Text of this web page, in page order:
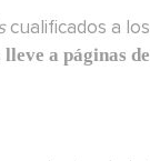
cualificados a
a páginas de